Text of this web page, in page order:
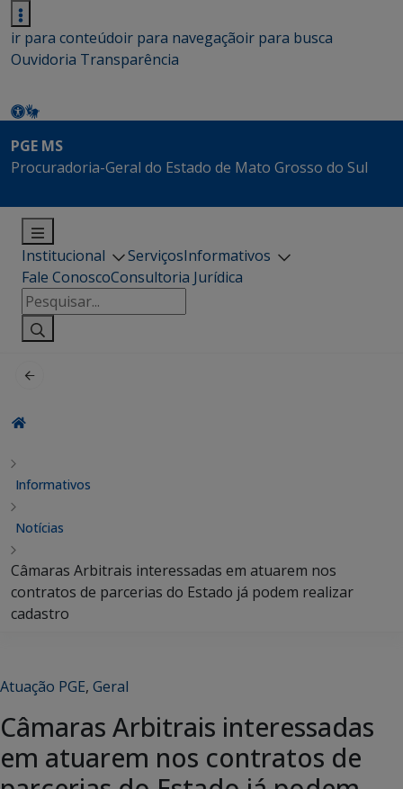
ir para conteúdoir para navegaçãoir para busca
Ouvidoria Transparência
PGE MS
Procuradoria-Geral do Estado de Mato Grosso do Sul
Institucional ServiçosInformativos
Fale ConoscoConsultoria Jurídica
Pesquisar
por:
Informativos
Notícias
Câmaras Arbitrais interessadas em atuarem nos
contratos de parcerias do Estado já podem realizar
cadastro
Atuação PGE, Geral
Câmaras Arbitrais interessadas
em atuarem nos contratos de